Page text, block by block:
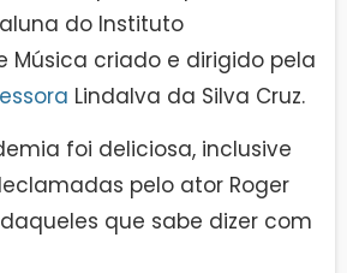
do Instituto
Música criado e dirigido pela
Lindalva da Silva Cruz.
foi deliciosa, inclusive
pelo ator Roger
que sabe dizer com